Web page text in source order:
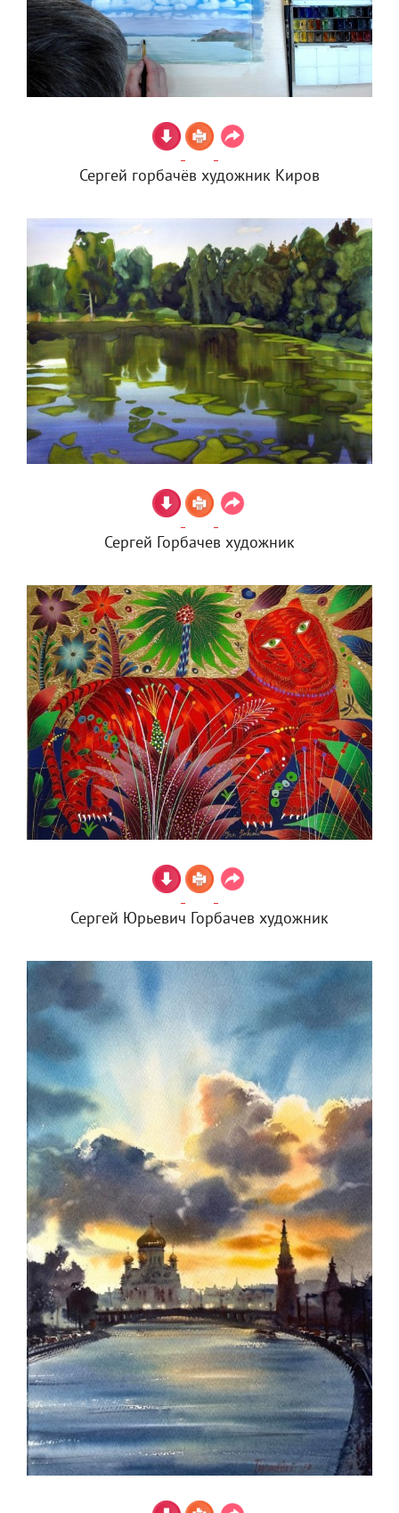
Сергей горбачёв художник Киров
Сергей Горбачев художник
Сергей Юрьевич Горбачев художник